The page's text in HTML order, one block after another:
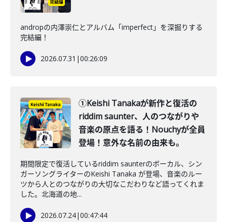
andropの内澤崇仁とアルバム「imperfect」を深掘りする
完結編！
2026.07.31 |00:26:09
①Keishi Tanakaが新作と復活の
riddim saunter、人のつながりや
音楽の原点を語る！Nouchyが全員
登場！意外な名前の由来も。
期間限定で復活しているriddim saunterのボーカル、シン
ガーソングライターのKeishi Tanaka が登場、音楽のルー
ツから人とのつながりの大切なこだわりなど語ってくれま
した。北海道の地...
2026.07.24|00:47:44